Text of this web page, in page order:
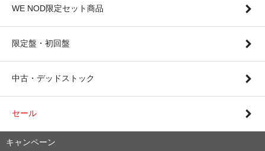
WE NOD限定セット商品
限定盤・初回盤
中古・デッドストック
セール
キャンペーン